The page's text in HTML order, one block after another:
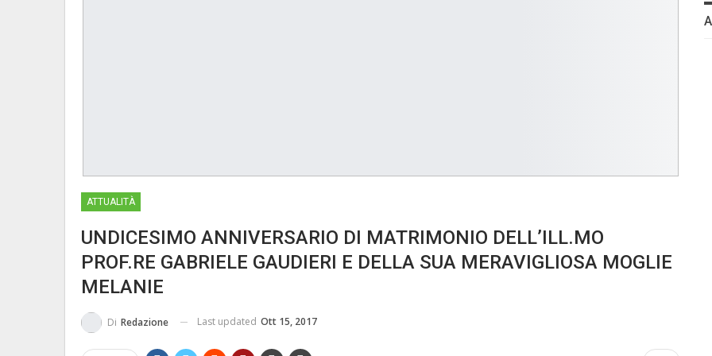
ATTUALITÀ
UNDICESIMO ANNIVERSARIO DI MATRIMONIO DELL’ILL.MO
PROF.RE GABRIELE GAUDIERI E DELLA SUA MERAVIGLIOSA MOGLIE
MELANIE
Di Redazione Last updated Ott 15, 2017